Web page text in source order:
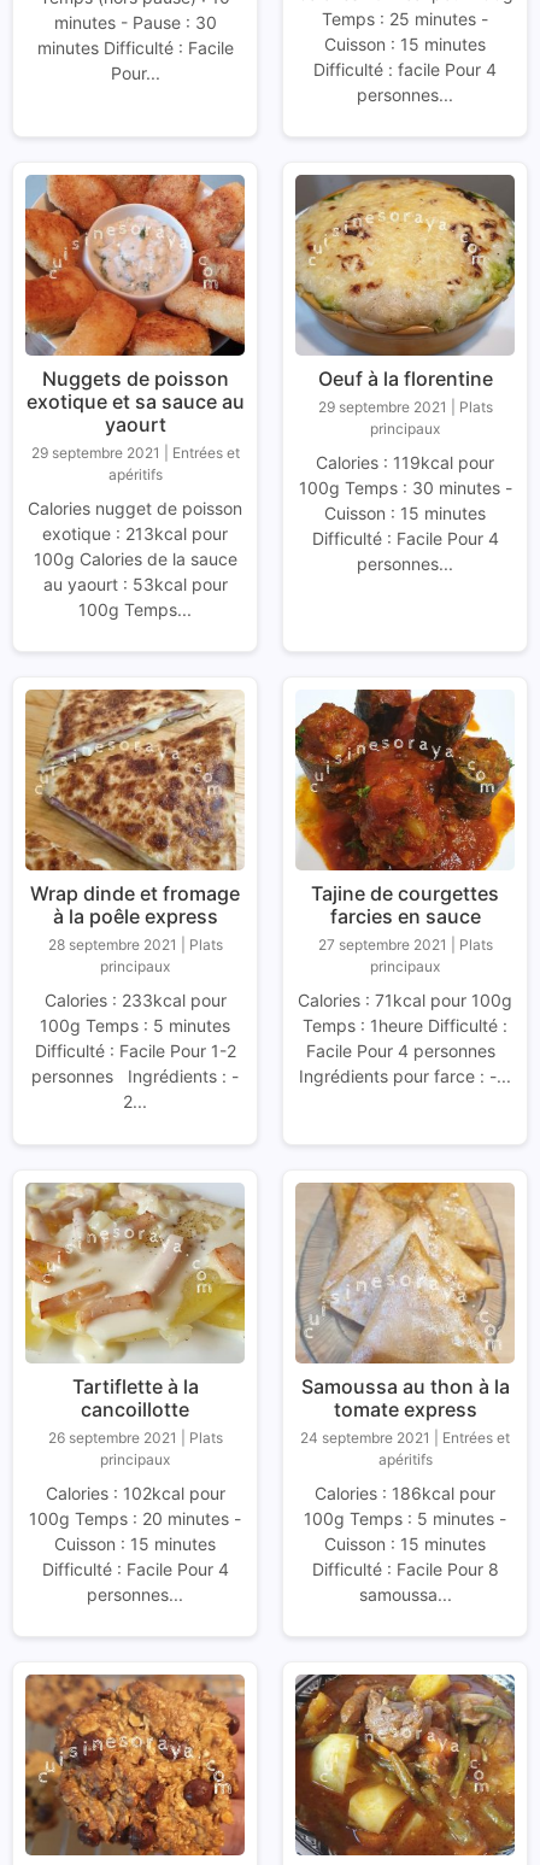
minutes - Pause : 30
minutes Difficulté : Facile
Pour...
Temps : 25 minutes -
Cuisson : 15 minutes
Difficulté : facile Pour 4
personnes...
Nuggets de poisson
exotique et sa sauce au
yaourt
29 septembre 2021
Entrées et
apéritifs
Calories nugget de poisson
exotique : 213kcal pour
100g Calories de la sauce
au yaourt : 53kcal pour
100g Temps...
Oeuf à la florentine
29 septembre 2021
Plats
principaux
Calories : 119kcal pour
100g Temps : 30 minutes -
Cuisson : 15 minutes
Difficulté : Facile Pour 4
personnes...
Wrap dinde et fromage
à la poêle express
28 septembre 2021
Plats
principaux
Calories : 233kcal pour
100g Temps : 5 minutes
Difficulté : Facile Pour 1-2
personnes Ingrédients : -
2...
Tajine de courgettes
farcies en sauce
27 septembre 2021
Plats
principaux
Calories : 71kcal pour 100g
Temps : 1heure Difficulté :
Facile Pour 4 personnes
Ingrédients pour farce : -...
Tartiflette à la
cancoillotte
26 septembre 2021
Plats
principaux
Calories : 102kcal pour
100g Temps : 20 minutes -
Cuisson : 15 minutes
Difficulté : Facile Pour 4
personnes...
Samoussa au thon à la
tomate express
24 septembre 2021
Entrées et
apéritifs
Calories : 186kcal pour
100g Temps : 5 minutes -
Cuisson : 15 minutes
Difficulté : Facile Pour 8
samoussa...